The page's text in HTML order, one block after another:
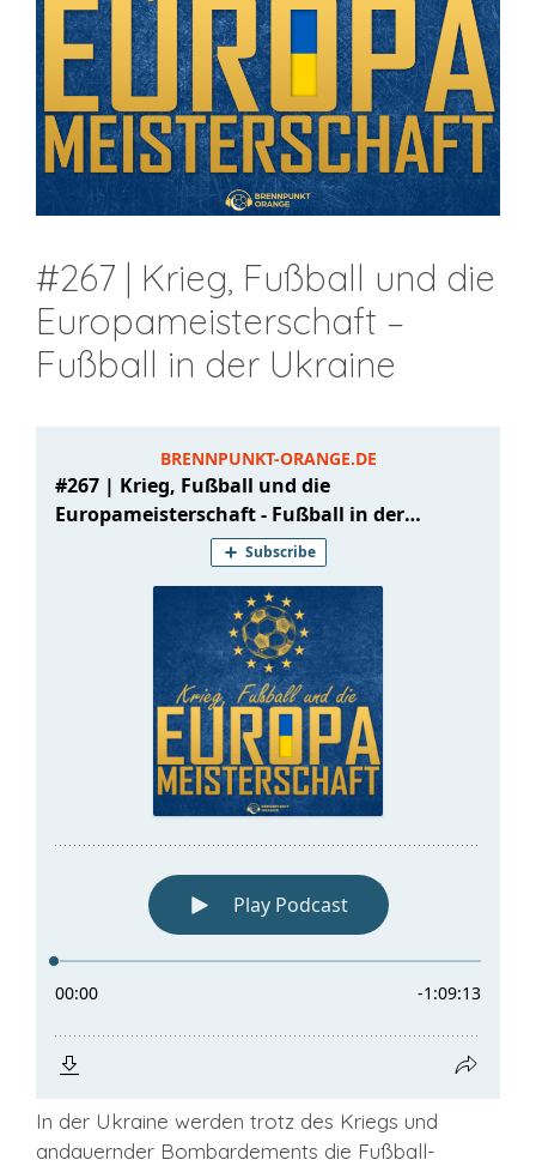
#267 | Krieg, Fußball und die
Europameisterschaft –
Fußball in der Ukraine
In der Ukraine werden trotz des Kriegs und
andauernder Bombardements die Fußball-